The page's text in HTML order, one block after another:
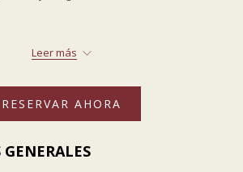
descuento sobre nuestra mejor tarifa
de cortesía a tu llegada.
en habitaciones y áreas públicas.
en la habitación.
Leer más
RESERVAR AHORA